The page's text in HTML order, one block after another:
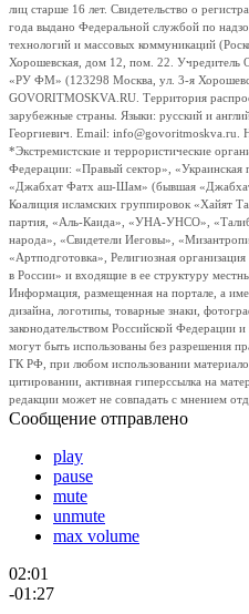
лиц старше 16 лет. Свидетельство о
года выдано Федеральной службой по
технологий и массовых коммуникаций
Хорошевская, дом 12, пом. 22. Учредитель
«РУ ФМ» (123298 Москва, ул. 3-я
GOVORITMOSKVA.RU. Территория
зарубежные страны. Языки: русский и
Георгиевич. Email: info@govoritmoskva.ru.
*Экстремистские и террористические
Федерации: «Правый сектор»,
«Джабхат Фатх аш-Шам» (бывшая
Коалиция исламских группировок «Хайят
партия, «Аль-Каида», «УНА-УНСО»,
народа», «Свидетели Иеговы»,
«Артподготовка», Религиозная
в России» и входящие в ее структуру
Информация, размещенная на портале, а
дизайна, логотипы, товарные знаки,
законодательством Российской
могут быть использованы без разрешения
ГК РФ, при любом использовании
цитировании, активная гиперссылка на
редакции может не совпадать с мнением
Сообщение отправлено
play
pause
mute
unmute
max volume
02:01
-01:27